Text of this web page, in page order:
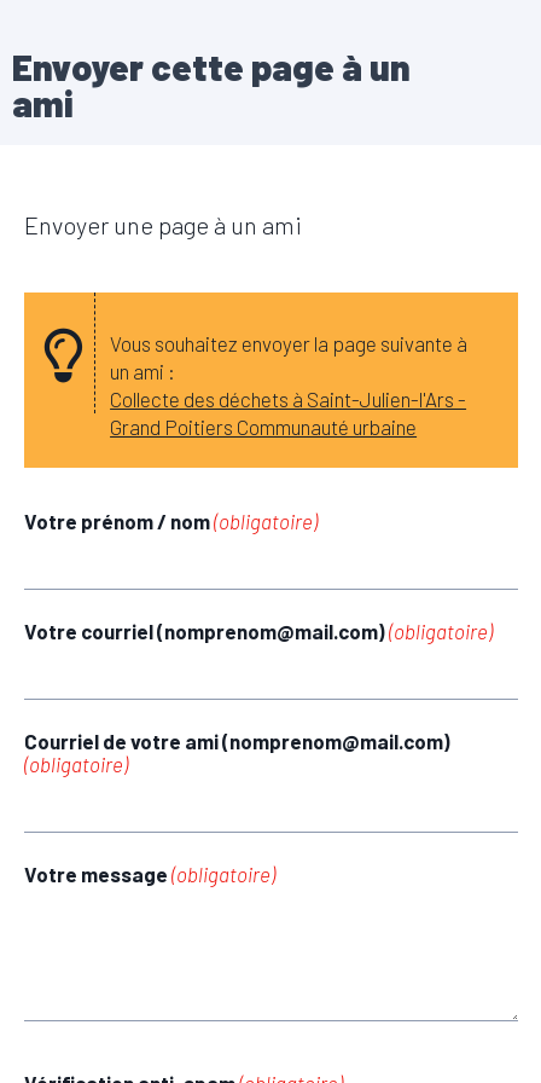
Envoyer cette page à un
ami
Envoyer une page à un ami
Vous souhaitez envoyer la page suivante à
un ami :
Collecte des déchets à Saint-Julien-l'Ars -
Grand Poitiers Communauté urbaine
Votre prénom / nom(obligatoire)
Votre courriel (nomprenom@mail.com)(obligatoire)
Courriel de votre ami (nomprenom@mail.com)
(obligatoire)
Votre message (obligatoire)